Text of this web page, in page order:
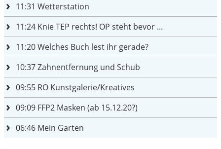
11:31 Wetterstation
11:24 Knie TEP rechts! OP steht bevor ...
11:20Welches Buch lest ihr gerade?
10:37Zahnentfernung und Schub
09:55 RO Kunstgalerie/Kreatives
09:09 FFP2 Masken (ab 15.12.20?)
06:46 Mein Garten